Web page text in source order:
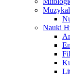
Nauki